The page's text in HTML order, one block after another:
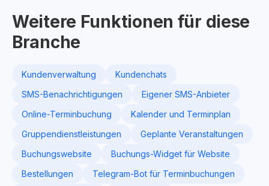
Weitere Funktionen für diese
Branche
Kundenverwaltung
Kundenchats
SMS-Benachrichtigungen
Eigener SMS-Anbieter
Online-Terminbuchung
Kalender und Terminplan
Gruppendienstleistungen
Geplante Veranstaltungen
Buchungswebsite
Buchungs-Widget für Website
Bestellungen
Telegram-Bot für Terminbuchungen